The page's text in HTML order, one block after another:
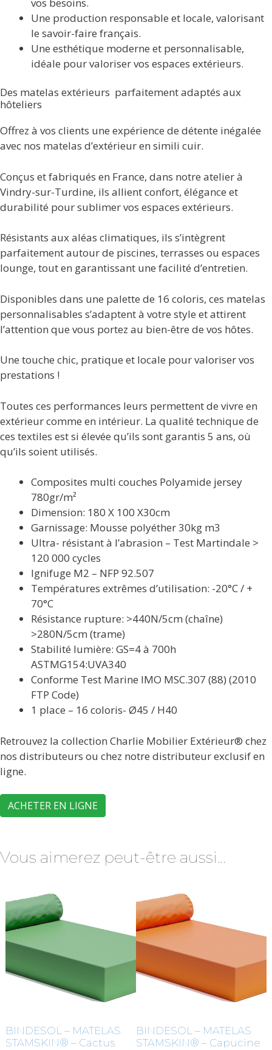
Une production responsable et locale, valorisant
le savoir-faire français.
Une esthétique moderne et personnalisable,
idéale pour valoriser vos espaces extérieurs.
Des matelas extérieurs parfaitement adaptés aux
hôteliers
Offrez à vos clients une expérience de détente inégalée
avec nos matelas d’extérieur en simili cuir.
Conçus et fabriqués en France, dans notre atelier à
Vindry-sur-Turdine, ils allient confort, élégance et
durabilité pour sublimer vos espaces extérieurs.
Résistants aux aléas climatiques, ils s’intègrent
parfaitement autour de piscines, terrasses ou espaces
lounge, tout en garantissant une facilité d’entretien.
Disponibles dans une palette de 16 coloris, ces matelas
personnalisables s’adaptent à votre style et attirent
l’attention que vous portez au bien-être de vos hôtes.
Une touche chic, pratique et locale pour valoriser vos
prestations !
Toutes ces performances leurs permettent de vivre en
extérieur comme en intérieur. La qualité technique de
ces textiles est si élevée qu’ils sont garantis 5 ans, où
qu’ils soient utilisés.
Composites multi couches Polyamide jersey
780gr/m²
Dimension: 180 X 100 X30cm
Garnissage: Mousse polyéther 30kg m3
Ultra- résistant à l’abrasion – Test Martindale >
120 000 cycles
Ignifuge M2 – NFP 92.507
Températures extrêmes d’utilisation: -20°C / +
70°C
Résistance rupture: >440N/5cm (chaîne)
>280N/5cm (trame)
Stabilité lumière: GS=4 à 700h
ASTMG154:UVA340
Conforme Test Marine IMO MSC.307 (88) (2010
FTP Code)
1 place – 16 coloris- Ø45 / H40
Retrouvez la collection Charlie Mobilier Extérieur® chez
nos distributeurs ou chez notre distributeur exclusif en
ligne.
ACHETER EN LIGNE
Vous aimerez peut-être aussi…
BINDESOL – MATELAS
STAMSKIN® – Cactus
BINDESOL – MATELAS
STAMSKIN® – Capucine